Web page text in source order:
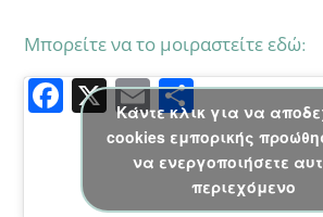
Μπορείτε να το μοιραστείτε εδώ:
Fa
ce
ok
X E
m
ail
Μ
οι
ρ
α
Κάντε κλικ για να
cookies εμπορικής
να ενεργοποιήσετε
περιεχόμενο